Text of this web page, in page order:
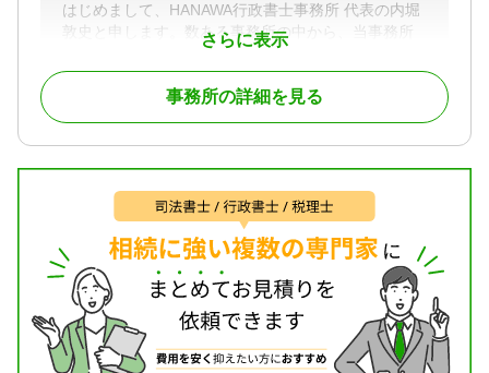
さらに表示
はじめまして、HANAWA行政書士事務所 代表の内堀
敦史と申します。数ある事務所の中から、当事務所
のページをご覧いただき、誠にありがとうございま
す。
相続手続きは、人生で何度も経験するものではな
く、多くの方が「何から手をつければいいのか」
当事務所は、そんなお客様の不安に寄り添い、安心
へと導くことを最大の使命としております。
私は、専門学校卒業後、システム開発会社で業務系
システムの開発に携わり、論理的な思考力と効率的
な問題解決能力を養いました。その後、大手会計事
務所でスタートアップ企業の上場支援を通じて、企
業の成長を間近でサポートする経験を積みました。
事務所の詳細を見る